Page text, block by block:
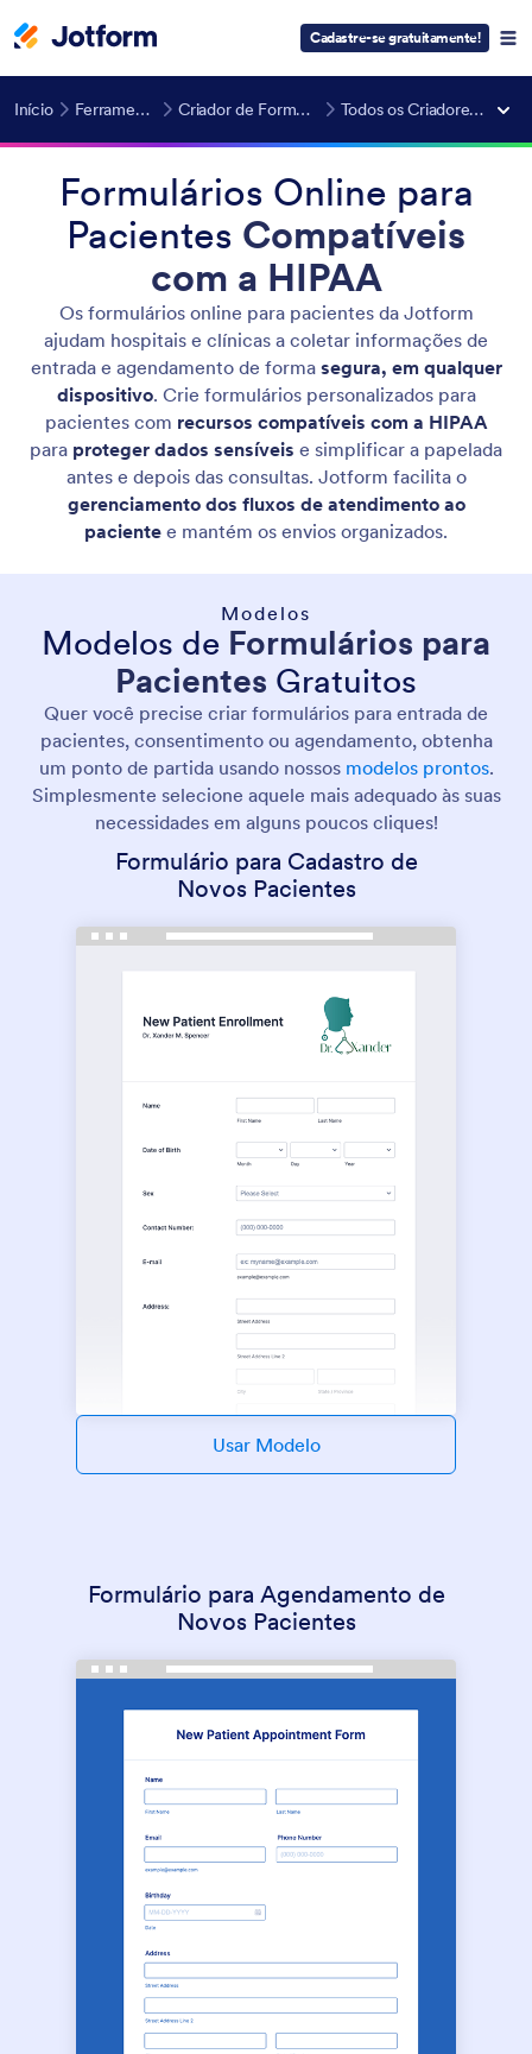
Cadastre-se gratuitamente!
Início Ferramentas de IA Criador de Formulários com IA Todos os Criadores de Formulários
Formulários Online para
Pacientes Compatíveis
com a HIPAA
Os formulários online para pacientes da Jotform
ajudam hospitais e clínicas a coletar informações de
entrada e agendamento de forma segura, em qualquer
dispositivo. Crie formulários personalizados para
pacientes com recursos compatíveis com a HIPAA
para proteger dados sensíveis e simplificar a papelada
antes e depois das consultas. Jotform facilita o
gerenciamento dos fluxos de atendimento ao
paciente e mantém os envios organizados.
Modelos
Modelos de Formulários para
Pacientes Gratuitos
Quer você precise criar formulários para entrada de
pacientes, consentimento ou agendamento, obtenha
um ponto de partida usando nossos modelos prontos.
Simplesmente selecione aquele mais adequado às suas
necessidades em alguns poucos cliques!
Formulário para Cadastro de
Novos Pacientes
Usar Modelo
Formulário para Agendamento de
Novos Pacientes